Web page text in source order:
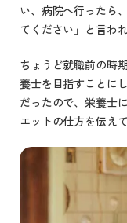
い、病院へ行ったら
てください」と言わ
ちょうど就職前の時
養士を目指すことに
だったので、栄養士
エットの仕方を伝え